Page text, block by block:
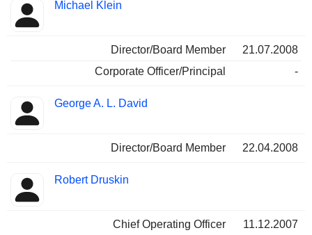
Michael Klein
Director/Board Member
21.07.2008
Corporate Officer/Principal
-
George A. L. David
Director/Board Member 22.04.2008
Robert Druskin
Chief Operating Officer 11.12.2007